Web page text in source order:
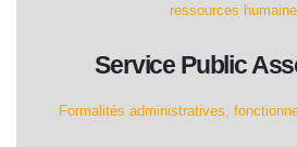
ressources
Service Public
Formalités administratives,